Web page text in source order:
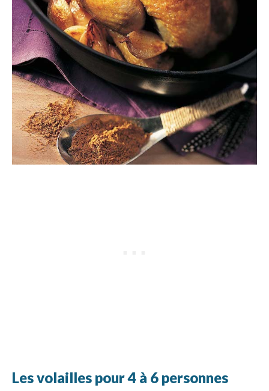
Les volailles pour 4 à 6 personnes